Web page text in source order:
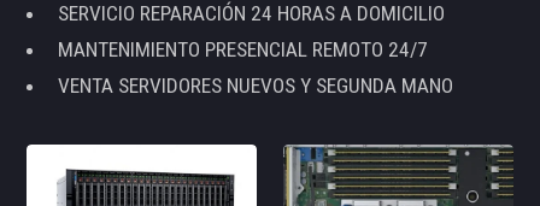
SERVICIO REPARACIÓN 24 HORAS A DOMICILIO
MANTENIMIENTO PRESENCIAL REMOTO 24/7
VENTA SERVIDORES NUEVOS Y SEGUNDA MANO